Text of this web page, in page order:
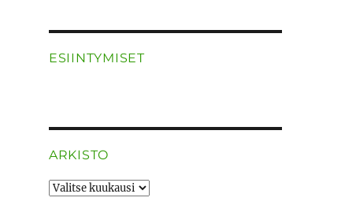
ESIINTYMISET
ARKISTO
ARKISTO